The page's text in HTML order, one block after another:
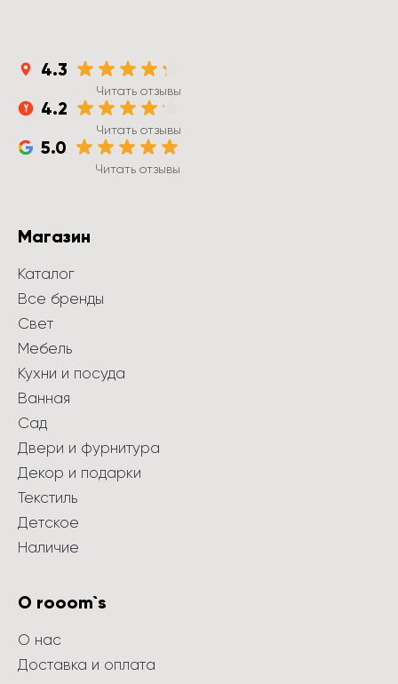
4.3
Читать отзывы
4.2
Читать отзывы
5.0
Читать отзывы
Магазин
Каталог
Все бренды
Свет
Мебель
Кухни и посуда
Ванная
Сад
Двери и фурнитура
Декор и подарки
Текстиль
Детское
Наличие
О rooom`s
О нас
Доставка и оплата